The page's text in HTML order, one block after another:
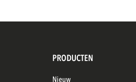
PRODUCTEN
Nieuw